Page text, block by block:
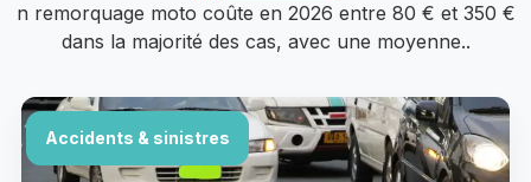
n remorquage moto coûte en 2026 entre 80 € et 350 €
dans la majorité des cas, avec une moyenne..
Accidents & sinistres